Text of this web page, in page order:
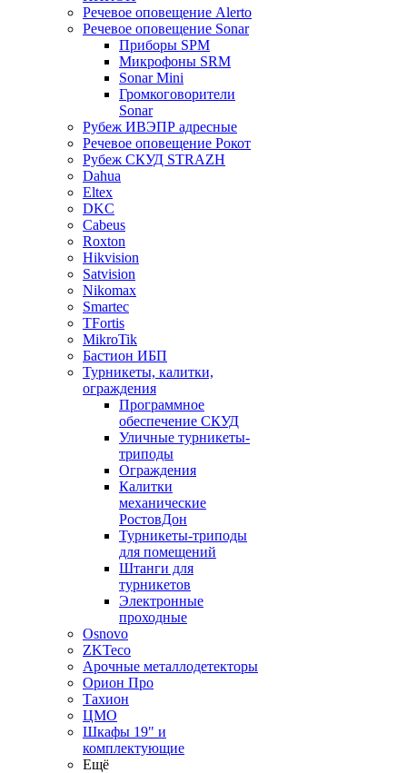
Речевое оповещение Alerto
Речевое оповещение Sonar
Приборы SPM
Микрофоны SRM
Sonar Mini
Громкоговорители
Sonar
Рубеж ИВЭПР адресные
Речевое оповещение Рокот
Рубеж СКУД STRAZH
Dahua
Eltex
DKC
Cabeus
Roxton
Hikvision
Satvision
Nikomax
Smartec
TFortis
MikroTik
Бастион ИБП
Турникеты, калитки,
ограждения
Программное
обеспечение СКУД
Уличные турникеты-
триподы
Ограждения
Калитки
механические
РостовДон
Турникеты-триподы
для помещений
Штанги для
турникетов
Электронные
проходные
Osnovo
ZKTeco
Арочные металлодетекторы
Орион Про
Тахион
ЦМО
Шкафы 19" и
комплектующие
Ещё